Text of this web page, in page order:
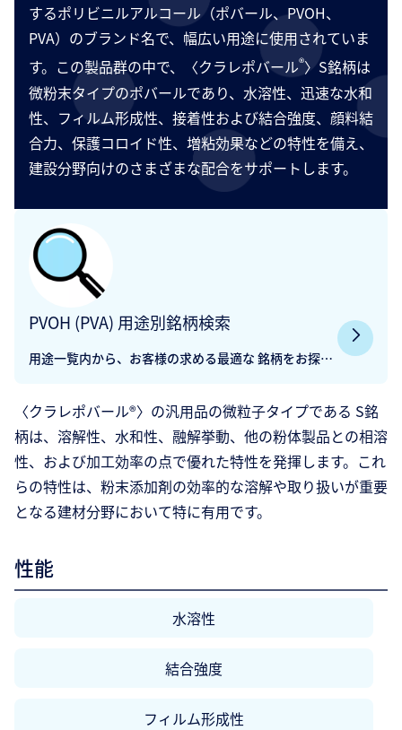
するポリビニルアルコール（ポバール、PVOH、
PVA）のブランド名で、幅広い用途に使用されていま
す。この製品群の中で、〈クラレポバール®〉S銘柄は
微粉末タイプのポバールであり、水溶性、迅速な水和
性、フィルム形成性、接着性および結合強度、顔料結
合力、保護コロイド性、増粘効果などの特性を備え、
建設分野向けのさまざまな配合をサポートします。
PVOH (PVA) 用途別銘柄検索
用途一覧内から、お客様の求める最適な 銘柄をお探し
〈クラレポバール®〉の汎用品の微粒子タイプである S銘
柄は、溶解性、水和性、融解挙動、他の粉体製品との相溶
性、および加工効率の点で優れた特性を発揮します。これ
らの特性は、粉末添加剤の効率的な溶解や取り扱いが重要
となる建材分野において特に有用です。
性能
水溶性
結合強度
フィルム形成性